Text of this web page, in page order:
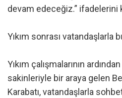
devam edeceğiz.” ifadelerini
Yıkım sonrası vatandaşlarla
Yıkım çalışmalarının
sakinleriyle bir araya gelen
Karabatı, vatandaşlarla